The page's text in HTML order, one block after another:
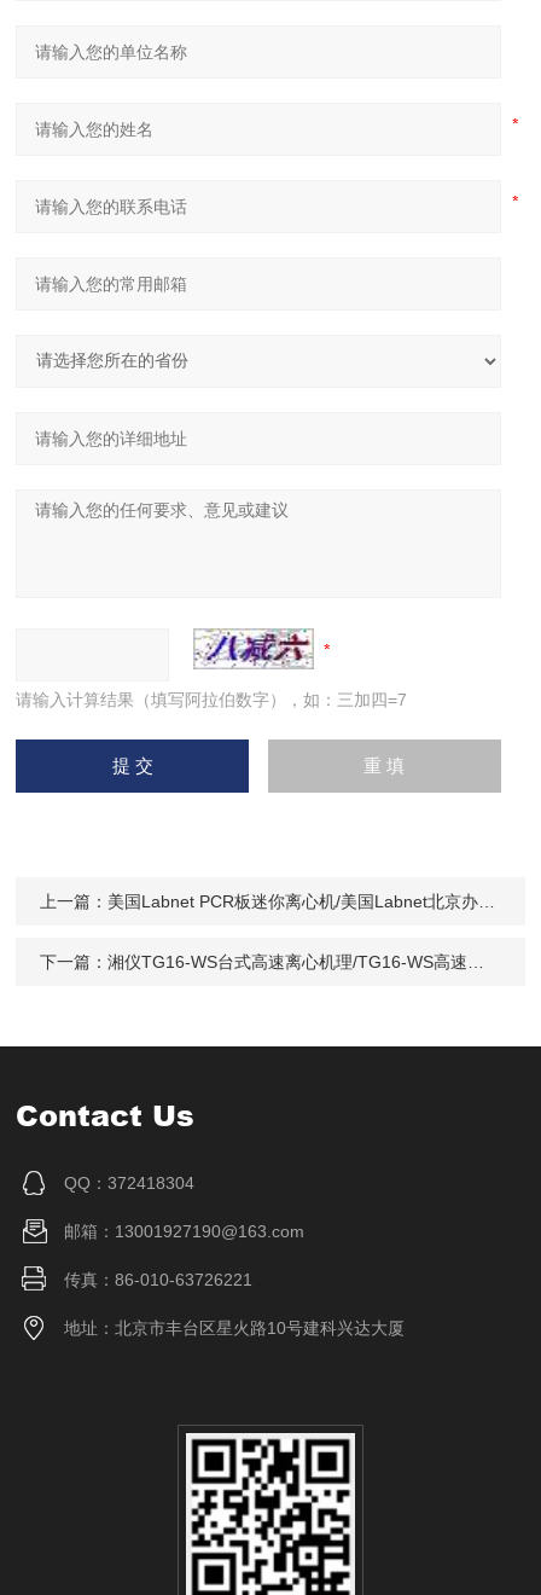
请输入计算结果（填写阿拉伯数字），如：三加四=7
上一篇： 美国Labnet PCR板迷你离心机/美国Labnet北京办事处/北京 PCR板离心机价格
下一篇：湘仪TG16-WS台式高速离心机理/TG16-WS高速离心机价格/湘仪理
Contact Us
QQ：372418304
邮箱：13001927190@163.com
传真：86-010-63726221
地址：北京市丰台区星火路10号建科兴达大厦